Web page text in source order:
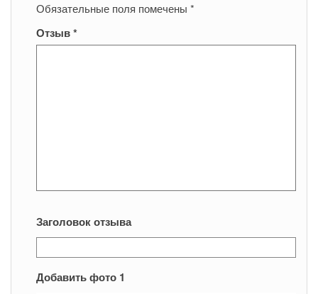
Обязательные поля помечены *
Отзыв*
Заголовок отзыва
Добавить фото 1